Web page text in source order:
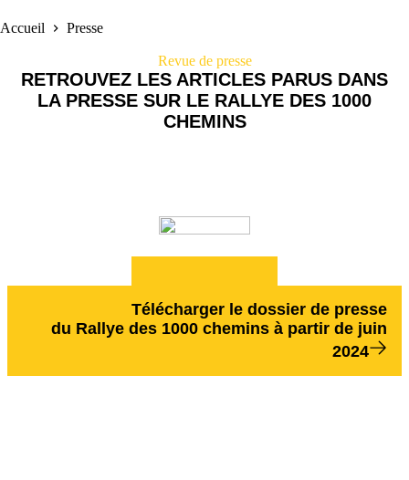
Accueil Presse
Revue de presse
RETROUVEZ LES ARTICLES PARUS DANS
LA PRESSE SUR LE RALLYE DES 1000
CHEMINS
Télécharger le dossier de presse
du Rallye des 1000 chemins à partir de juin
2024